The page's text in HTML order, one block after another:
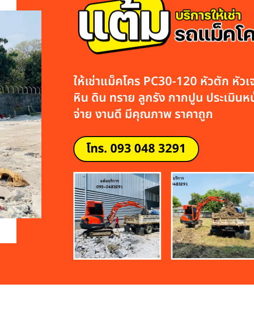
ให้เช่าแม็คโคร PC30-120 หัวตัก หัว
หิน ดิน ทราย ลูกรัง กากปูน ประเมินห
จ่าย งานดี มีคุณภาพ ราคาถูก
โทร. 093 048 3291